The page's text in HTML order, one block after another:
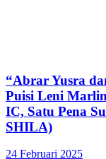
“Abrar Yusra
Puisi Leni
IC, Satu Pena
SHILA)
24 Februari 2025